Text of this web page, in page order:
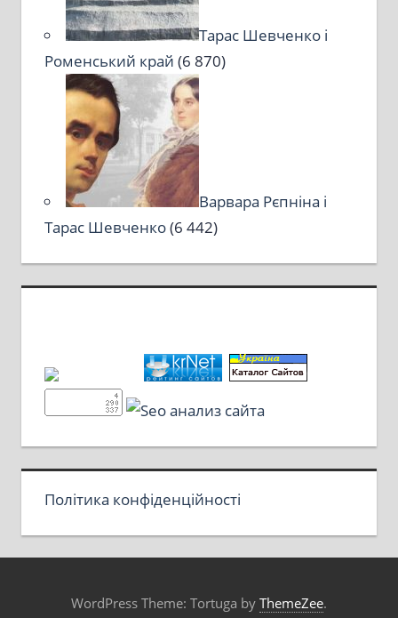
Тарас Шевченко і
Роменський край (6 870)
Варвара Рєпніна і
Тарас Шевченко(6 442)
Політика конфіденційності
WordPress Theme: Tortuga by ThemeZee.